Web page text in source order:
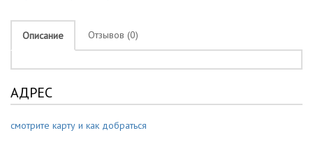
Описание Отзывов (0)
АДРЕС
смотрите карту и как добраться